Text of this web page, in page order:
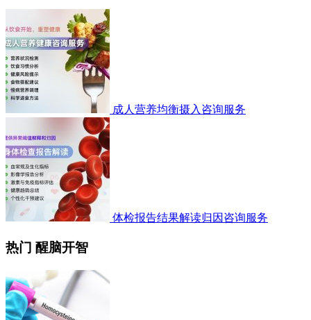
成人营养均衡摄入咨询服务
体检报告结果解读归因咨询服务
热门 醒脑开智